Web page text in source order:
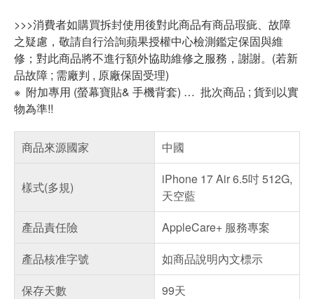
>>>消費者如購買拆封使用後對此商品有商品瑕疵、故障
之疑慮，敬請自行洽詢蘋果授權中心檢測鑑定保固與維
修；對此商品將不進行額外協助維修之服務，謝謝。(若新
品故障 ; 需廠判 , 原廠保固受理)
※ 附加專用 (螢幕寶貼& 手機背套) … 批次商品 ; 貨到以實
物為準!!
商品來源國家 中國
樣式(多規)
iPhone 17 Air 6.5吋 512G,
天空藍
產品責任險
AppleCare+ 服務專案
產品核准字號
如商品說明內文標示
保存天數
99天